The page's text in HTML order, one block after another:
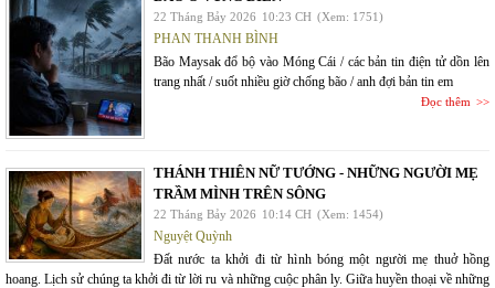
22 Tháng Bảy 2026 10:23 CH (Xem: 1751)
PHAN THANH BÌNH
Bão Maysak đổ bộ vào Móng Cái / các bản tin điện tử dồn lên
trang nhất / suốt nhiều giờ chống bão / anh đợi bản tin em
Đọc thêm
THÁNH THIÊN NỮ TƯỚNG - NHỮNG NGƯỜI MẸ
TRẦM MÌNH TRÊN SÔNG
22 Tháng Bảy 2026 10:14 CH (Xem: 1454)
Nguyệt Quỳnh
Đất nước ta khởi đi từ hình bóng một người mẹ thuở hồng
hoang. Lịch sử chúng ta khởi đi từ lời ru và những cuộc phân ly. Giữa huyền thoại về những